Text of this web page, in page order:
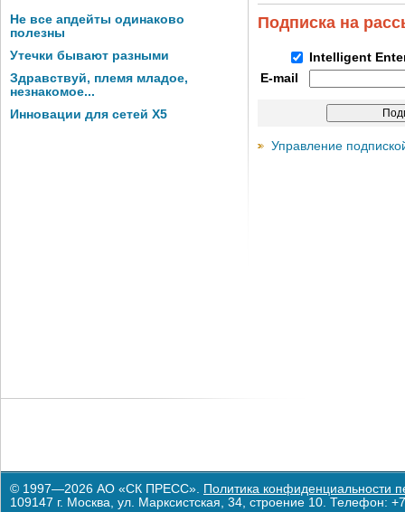
Не все апдейты одинаково
полезны
Утечки бывают разными
Здравствуй, племя младое,
незнакомое...
Инновации для сетей X5
Подписка на
Intelligent
E-mail
Управление
© 1997—2026 АО «СК ПРЕСС». Политика конфиденциальности
109147 г. Москва, ул. Марксистская, 34, строение 10. Телефон: